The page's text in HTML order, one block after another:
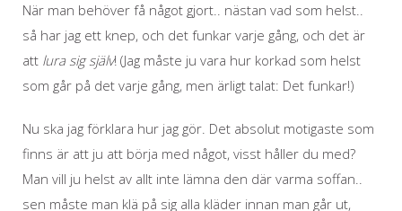
När man behöver få något gjort.. nästan vad som helst..
så har jag ett knep, och det funkar varje gång, och det är
att lura sig själv! (Jag måste ju vara hur korkad som helst
som går på det varje gång, men ärligt talat: Det funkar!)
Nu ska jag förklara hur jag gör. Det absolut motigaste som
finns är att ju att börja med något, visst håller du med?
Man vill ju helst av allt inte lämna den där varma soffan..
sen måste man klä på sig alla kläder innan man går ut,